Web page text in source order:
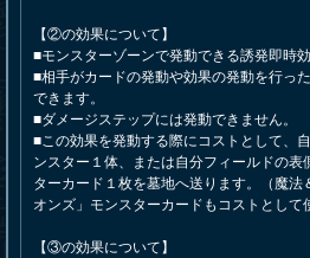
【②の効果について】
■モンスターゾーンで発動できる誘発即時効
■相手がカードの発動や効果の発動を行っ
できます。
■ダメージステップには発動できません。
■この効果を発動する際にコストとして、
ンスター１体、または自分フィールドの表
ターカード１枚を墓地へ送ります。（魔法
オンズ」モンスターカードもコストとして
【③の効果について】